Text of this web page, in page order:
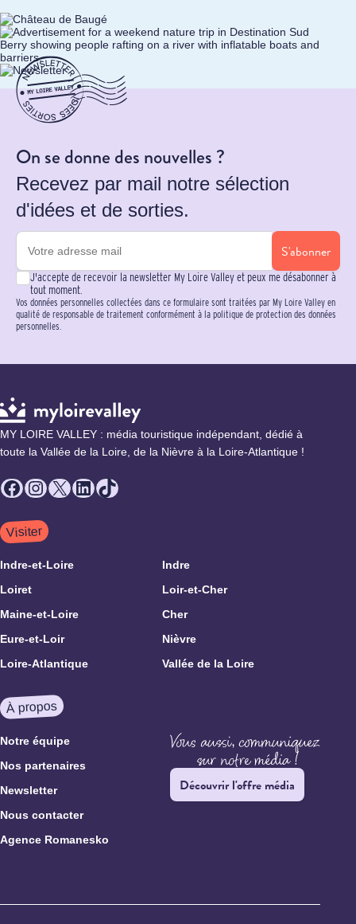
On se donne des nouvelles ?
Recevez par mail notre sélection
d'idées et de sorties.
S'abonner
J'accepte de recevoir la newsletter My Loire Valley et peux me désabonner à
tout moment.
Vos données personnelles collectées dans ce formulaire sont traitées par My Loire Valley en
qualité de responsable de traitement conformément à la politique de protection des données
personnelles.
MY LOIRE VALLEY : média touristique indépendant, dédié à
toute la Vallée de la Loire, de la Nièvre à la Loire-Atlantique !
Facebook
Instagram
X LinkedIn
TikTok
Visiter
Indre-et-Loire
Indre
Loiret
Loir-et-Cher
Maine-et-Loire
Cher
Eure-et-Loir
Nièvre
Loire-Atlantique
Vallée de la Loire
À propos
Notre équipe
Nos partenaires
Newsletter
Nous contacter
Agence Romanesko
Découvrir l'offre média